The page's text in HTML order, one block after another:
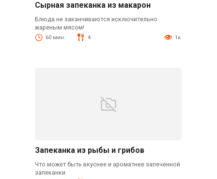
Сырная запеканка из макарон
Блюда не заканчиваются исключительно
жареным мясом!
60 мин. 4 1к.
Запеканка из рыбы и грибов
Что может быть вкуснее и ароматнее запеченной
запеканки